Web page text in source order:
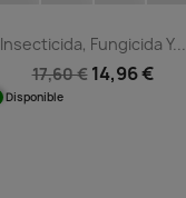
Insecticida, Fungicida Y...
17,60 € 14,96 €
Disponible